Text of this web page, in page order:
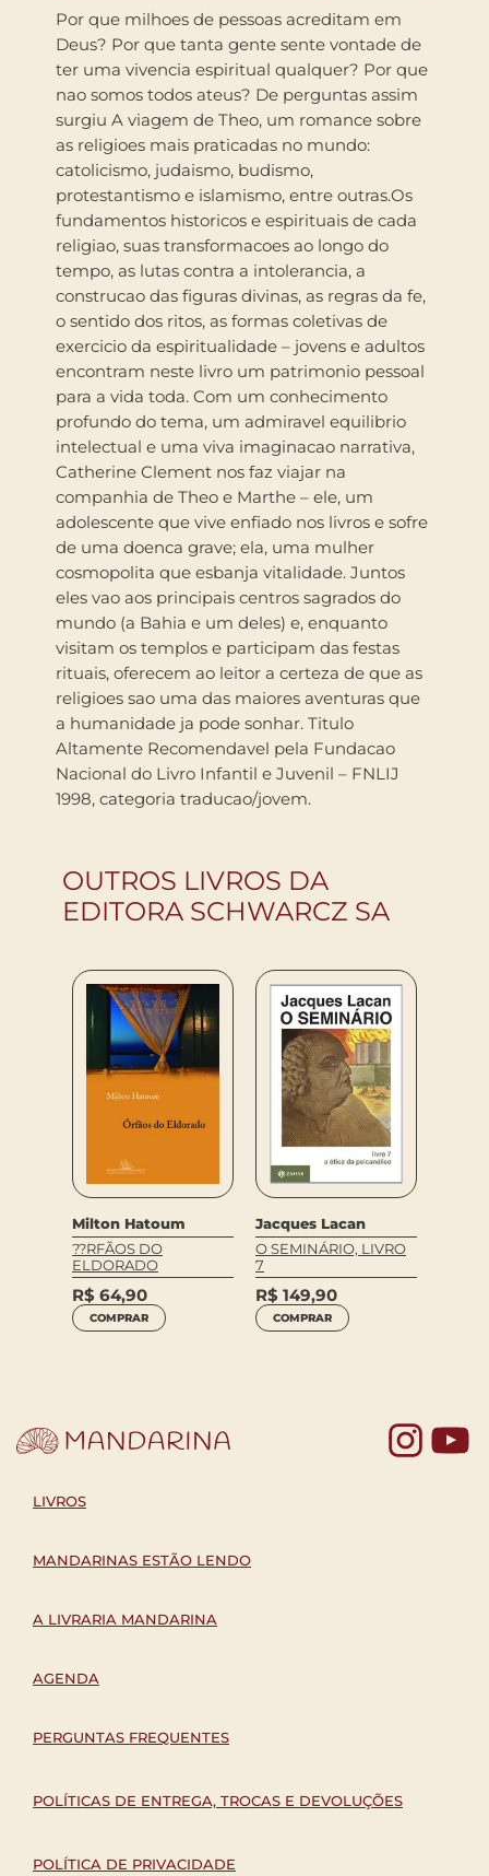
Por que milhoes de pessoas acreditam em
Deus? Por que tanta gente sente vontade de
ter uma vivencia espiritual qualquer? Por que
nao somos todos ateus? De perguntas assim
surgiu A viagem de Theo, um romance sobre
as religioes mais praticadas no mundo:
catolicismo, judaismo, budismo,
protestantismo e islamismo, entre outras.Os
fundamentos historicos e espirituais de cada
religiao, suas transformacoes ao longo do
tempo, as lutas contra a intolerancia, a
construcao das figuras divinas, as regras da fe,
o sentido dos ritos, as formas coletivas de
exercicio da espiritualidade – jovens e adultos
encontram neste livro um patrimonio pessoal
para a vida toda. Com um conhecimento
profundo do tema, um admiravel equilibrio
intelectual e uma viva imaginacao narrativa,
Catherine Clement nos faz viajar na
companhia de Theo e Marthe – ele, um
adolescente que vive enfiado nos livros e sofre
de uma doenca grave; ela, uma mulher
cosmopolita que esbanja vitalidade. Juntos
eles vao aos principais centros sagrados do
mundo (a Bahia e um deles) e, enquanto
visitam os templos e participam das festas
rituais, oferecem ao leitor a certeza de que as
religioes sao uma das maiores aventuras que
a humanidade ja pode sonhar. Titulo
Altamente Recomendavel pela Fundacao
Nacional do Livro Infantil e Juvenil – FNLIJ
1998, categoria traducao/jovem.
OUTROS LIVROS DA
EDITORA SCHWARCZ SA
Milton Hatoum
??RFÃOS DO
ELDORADO
R$ 64,90
COMPRAR
Jacques Lacan
O SEMINÁRIO, LIVRO
7
R$ 149,90
COMPRAR
LIVROS
MANDARINAS ESTÃO LENDO
A LIVRARIA MANDARINA
AGENDA
PERGUNTAS FREQUENTES
POLÍTICAS DE ENTREGA, TROCAS E DEVOLUÇÕES
POLÍTICA DE PRIVACIDADE